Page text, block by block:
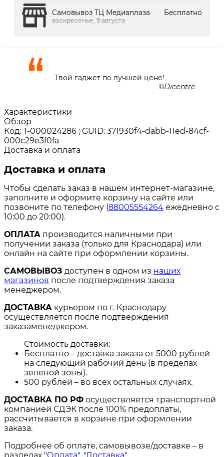
Самовывоз ТЦ Медиаплаза Бесплатно
воскресенье, 9 августа
Твой гаджет по лучшей цене!
Dicentre
Характеристики
Обзор
Код: Т-000024286 ; GUID: 371930f4-dabb-11ed-84cf-
000c29e3f0fa
Доставка и оплата
Доставка и оплата
Чтобы сделать заказ в нашем интернет-магазине,
заполните и оформите корзину на сайте или
позвоните по телефону (88005554264 ежедневно с
10:00 до 20:00).
ОПЛАТА производится наличными при
получении заказа (только для Краснодара) или
онлайн на сайте при оформлении корзины.
САМОВЫВОЗ доступен в одном из наших
магазинов после подтверждения заказа
менеджером.
ДОСТАВКА курьером по г. Краснодару
осуществляется после подтверждения
заказаменеджером.
Стоимость доставки:
Бесплатно – доставка заказа от 5000 рублей
на следующий рабочий день (в пределах
зеленой зоны).
500 рублей – во всех остальных случаях.
ДОСТАВКА ПО РФ осуществляется транспортной
компанией СДЭК после 100% предоплаты,
рассчитывается в корзине при оформлении
заказа.
Подробнее об оплате, самовывозе/доставке – в